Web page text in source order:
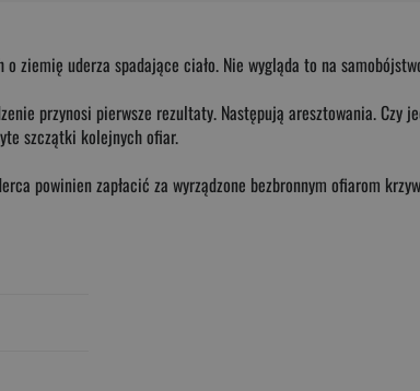
ziemię uderza spadające ciało. Nie wygląda to na
przynosi pierwsze rezultaty. Następują aresztowania. Czy
szczątki kolejnych ofiar.
powinien zapłacić za wyrządzone bezbronnym ofiarom